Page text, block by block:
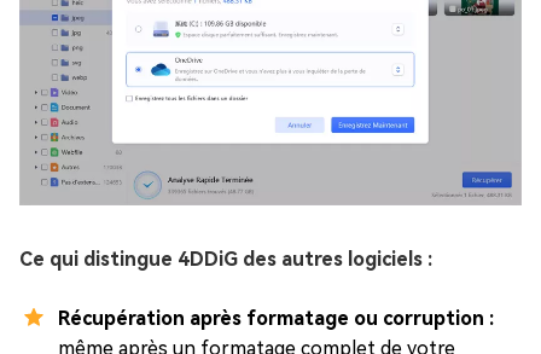
Ce qui distingue 4DDiG des autres logiciels :
Récupération après formatage ou corruption :
même après un formatage complet de votre